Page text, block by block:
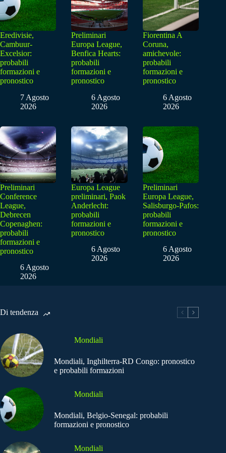
Eredivisie,
Cambuur-
Excelsior:
probabili
formazioni e
pronostico
7 Agosto
2026
Preliminari
Europa League,
Benfica Hearts:
probabili
formazioni e
pronostico
6 Agosto
2026
Fiorentina A
Coruna,
amichevole:
probabili
formazioni e
pronostico
6 Agosto
2026
Preliminari
Conference
League,
Debrecen
Copenaghen:
probabili
formazioni e
pronostico
6 Agosto
2026
Europa League
preliminari, Paok
Anderlecht:
probabili
formazioni e
pronostico
6 Agosto
2026
Preliminari
Europa League,
Salisburgo-Pafos:
probabili
formazioni e
pronostico
6 Agosto
2026
Di tendenza
Mondiali
Mondiali, Inghilterra-RD Congo: pronostico
e probabili formazioni
Mondiali
Mondiali, Belgio-Senegal: probabili
formazioni e pronostico
Mondiali